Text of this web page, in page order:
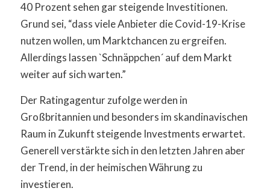
40 Prozent sehen gar steigende Investitionen.
Grund sei, “dass viele Anbieter die Covid-19-Krise
nutzen wollen, um Marktchancen zu ergreifen.
Allerdings lassen `Schnäppchen´ auf dem Markt
weiter auf sich warten.”
Der Ratingagentur zufolge werden in
Großbritannien und besonders im skandinavischen
Raum in Zukunft steigende Investments erwartet.
Generell verstärkte sich in den letzten Jahren aber
der Trend, in der heimischen Währung zu
investieren.